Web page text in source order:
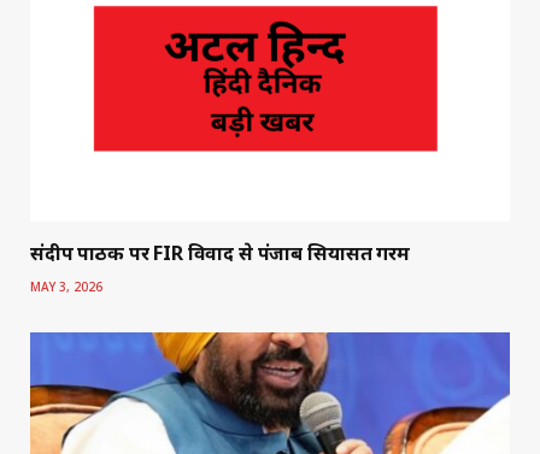
संदीप पाठक पर FIR विवाद से पंजाब सियासत गरम
MAY 3, 2026